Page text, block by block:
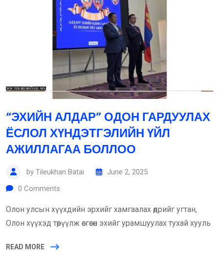
“ЭХИЙН АЛДАР” ОДОН ГАРДУУЛАХ
ЁСЛОЛ ХҮНДЭТГЭЛИЙН ҮЙЛ
АЖИЛЛАГАА БОЛЛОО
by Tileukhan Batai
June 2, 2025
0 Comments
Олон улсын хүүхдийн эрхийг хамгаалах өдрийг угтан,
Олон хүүхэд төрүүлж өсгөсөн эхийг урамшуулах тухай хууль
READ MORE